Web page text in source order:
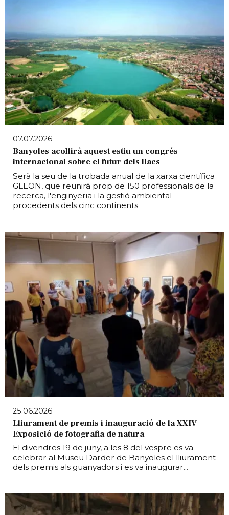
07.07.2026
Banyoles acollirà aquest estiu un congrés
internacional sobre el futur dels llacs
Serà la seu de la trobada anual de la xarxa científica
GLEON, que reunirà prop de 150 professionals de la
recerca, l'enginyeria i la gestió ambiental
procedents dels cinc continents
25.06.2026
Lliurament de premis i inauguració de la XXIV
Exposició de fotografia de natura
El divendres 19 de juny, a les 8 del vespre es va
celebrar al Museu Darder de Banyoles el lliurament
dels premis als guanyadors i es va inaugurar...